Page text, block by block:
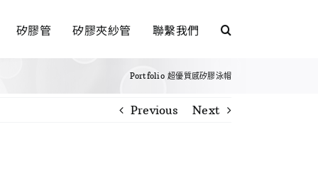
矽膠管 矽膠夾紗管 聯繫我們
Portfolio 超優質感矽膠泳帽
Previous Next